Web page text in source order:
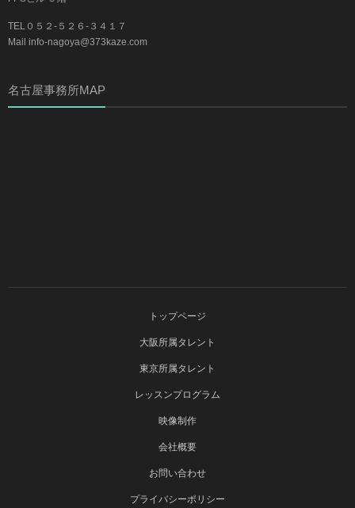
TEL０５２-５２６-３４１７
Mail info-nagoya@373kaze.com
名古屋事務所MAP
トップページ
大阪所属タレント
東京所属タレント
レッスンプログラム
映像制作
会社概要
お問い合わせ
プライバシーポリシー